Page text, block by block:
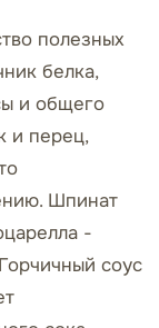
полезных
белка,
и общего
и перец,
Шпинат
-
соус